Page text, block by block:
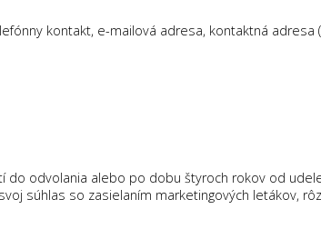
kontakt, e-mailová adresa, kontaktná adresa
odvolania alebo po dobu štyroch rokov od
súhlas so zasielaním marketingových letákov,